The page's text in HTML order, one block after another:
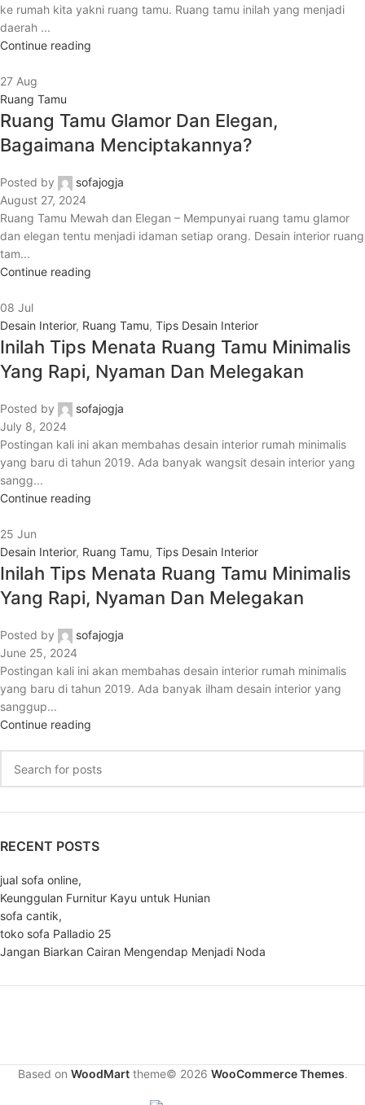
ke rumah kita yakni ruang tamu. Ruang tamu inilah yang menjadi
daerah ...
Continue reading
27 Aug
Ruang Tamu
Ruang Tamu Glamor Dan Elegan,
Bagaimana Menciptakannya?
Posted by
sofajogja
August 27, 2024
Ruang Tamu Mewah dan Elegan – Mempunyai ruang tamu glamor
dan elegan tentu menjadi idaman setiap orang. Desain interior ruang
tam...
Continue reading
08 Jul
Desain Interior, Ruang Tamu, Tips Desain Interior
Inilah Tips Menata Ruang Tamu Minimalis
Yang Rapi, Nyaman Dan Melegakan
Posted by
sofajogja
July 8, 2024
Postingan kali ini akan membahas desain interior rumah minimalis
yang baru di tahun 2019. Ada banyak wangsit desain interior yang
sangg...
Continue reading
25 Jun
Desain Interior, Ruang Tamu, Tips Desain Interior
Inilah Tips Menata Ruang Tamu Minimalis
Yang Rapi, Nyaman Dan Melegakan
Posted by
sofajogja
June 25, 2024
Postingan kali ini akan membahas desain interior rumah minimalis
yang baru di tahun 2019. Ada banyak ilham desain interior yang
sanggup...
Continue reading
RECENT POSTS
jual sofa online,
Keunggulan Furnitur Kayu untuk Hunian
sofa cantik,
toko sofa Palladio 25
Jangan Biarkan Cairan Mengendap Menjadi Noda
Based on WoodMarttheme© 2026 WooCommerce Themes.